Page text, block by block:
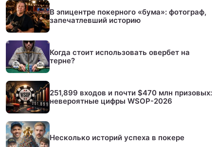
В эпицентре покерного «бума»: фотограф,
запечатлевший историю
Когда стоит использовать овербет на
терне?
251,899 входов и почти $470 млн призовых:
невероятные цифры WSOP-2026
Несколько историй успеха в покере